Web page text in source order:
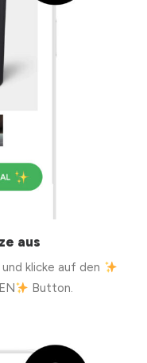
aus
klicke auf den
Button.